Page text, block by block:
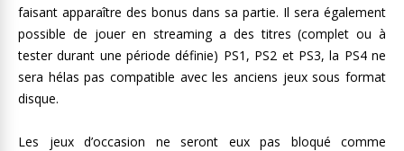
faisant apparaître des bonus dans sa partie. Il sera également
possible de jouer en streaming a des titres (complet ou à
tester durant une période définie) PS1, PS2 et PS3, la PS4 ne
sera hélas pas compatible avec les anciens jeux sous format
disque.
Les jeux d’occasion ne seront eux pas bloqué comme